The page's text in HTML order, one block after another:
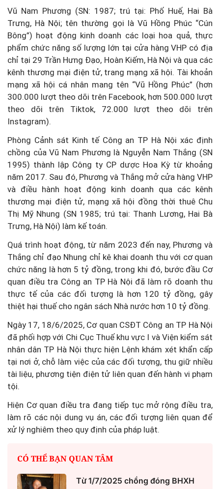
Vũ Nam Phương (SN: 1987; trú tại: Phố Huế, Hai Bà
Trưng, Hà Nội; tên thường gọi là Vũ Hồng Phúc “Cún
Bông”) hoạt động kinh doanh các loại hoa quả, thực
phẩm chức năng số lượng lớn tại cửa hàng VHP có địa
chỉ tại 29 Trần Hưng Đạo, Hoàn Kiếm, Hà Nội và qua các
kênh thương mại điện tử, trang mạng xã hội. Tài khoản
mạng xã hội cá nhân mang tên “Vũ Hồng Phúc” (hơn
300.000 lượt theo dõi trên Facebook, hơn 500.000 lượt
theo dõi trên Tiktok, 72.000 lượt theo dõi trên
Instagram).
Phòng Cảnh sát Kinh tế Công an TP Hà Nội xác định
chồng của Vũ Nam Phương là Nguyễn Nam Thắng (SN
1995) thành lập Công ty CP dược Hoa Kỳ từ khoảng
năm 2017. Sau đó, Phương và Thắng mở cửa hàng VHP
và điều hành hoạt động kinh doanh qua các kênh
thương mại điện tử, mạng xã hội đồng thời thuê Chu
Thị Mỹ Nhung (SN 1985; trú tại: Thanh Lương, Hai Bà
Trưng, Hà Nội) làm kế toán.
Quá trình hoạt động, từ năm 2023 đến nay, Phương và
Thắng chỉ đạo Nhung chỉ kê khai doanh thu với cơ quan
chức năng là hơn 5 tỷ đồng, trong khi đó, bước đầu Cơ
quan điều tra Công an TP Hà Nội đã làm rõ doanh thu
thực tế của các đối tượng là hơn 120 tỷ đồng, gây
thiệt hại thuế cho ngân sách Nhà nước hơn 10 tỷ đồng.
Ngày 17, 18/6/2025, Cơ quan CSĐT Công an TP Hà Nội
đã phối hợp với Chi Cục Thuế khu vực I và Viện kiểm sát
nhân dân TP Hà Nội thực hiện Lệnh khám xét khẩn cấp
tại nơi ở, chỗ làm việc của các đối tượng, thu giữ nhiều
tài liệu, phương tiện điện tử liên quan đến hành vi phạm
tội.
Hiện Cơ quan điều tra đang tiếp tục mở rộng điều tra,
làm rõ các nội dung vụ án, các đối tượng liên quan để
xử lý nghiêm theo quy định của pháp luật.
CÓ THỂ BẠN QUAN TÂM
Từ 1/7/2025 chồng đóng BHXH